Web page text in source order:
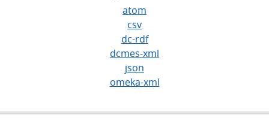
atom
csv
dc-rdf
dcmes-xml
json
omeka-xml